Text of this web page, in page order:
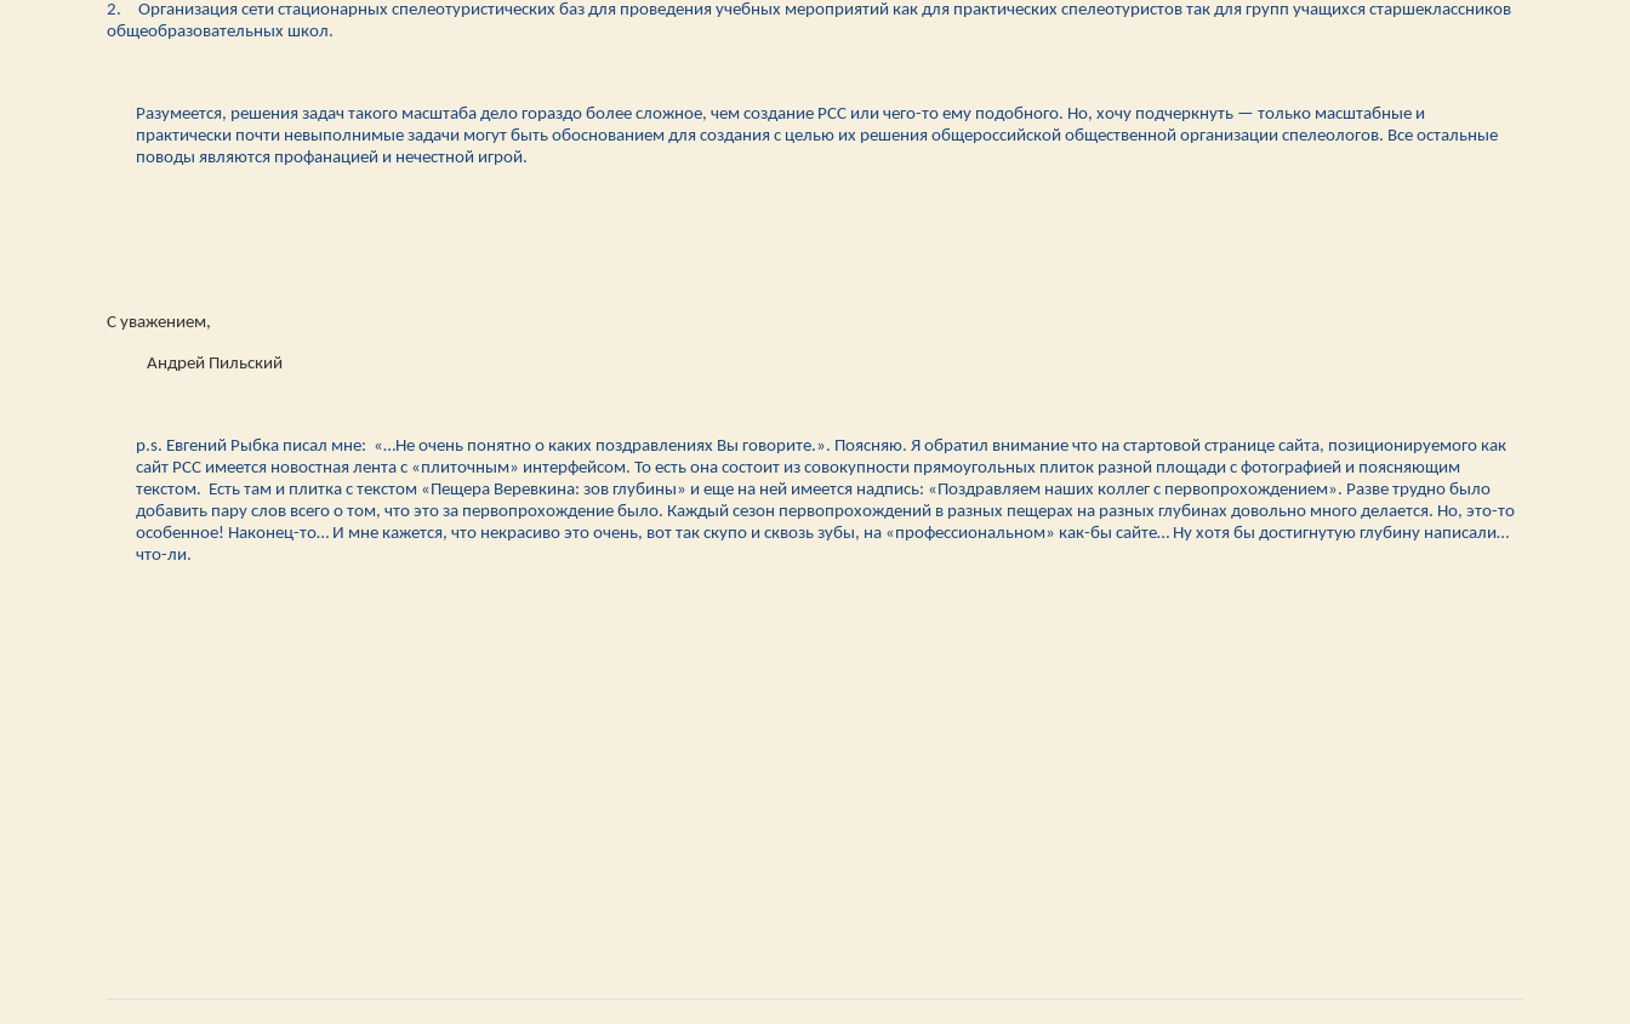
2.
Организация сети стационарных спелеотуристических баз для проведения учебных мероприятий как для практических спелеотуристов так для групп учащихся старшеклассников
общеобразовательных школ.
Разумеется, решения задач такого масштаба дело гораздо более сложное, чем создание РСС или чего-то ему подобного. Но, хочу подчеркнуть — только масштабные и
практически почти невыполнимые задачи могут быть обоснованием для создания с целью их решения общероссийской общественной организации спелеологов. Все остальные
поводы являются профанацией и нечестной игрой.
С уважением,
Андрей Пильский
p.s. Евгений Рыбка писал мне: «…Не очень понятно о каких поздравлениях Вы говорите.». Поясняю. Я обратил внимание что на стартовой странице сайта, позиционируемого как
сайт РСС имеется новостная лента с «плиточным» интерфейсом. То есть она состоит из совокупности прямоугольных плиток разной площади с фотографией и поясняющим
текстом. Есть там и плитка с текстом «Пещера Веревкина: зов глубины» и еще на ней имеется надпись: «Поздравляем наших коллег с первопрохождением». Разве трудно было
добавить пару слов всего о том, что это за первопрохождение было. Каждый сезон первопрохождений в разных пещерах на разных глубинах довольно много делается. Но, это-то
особенное! Наконец-то… И мне кажется, что некрасиво это очень, вот так скупо и сквозь зубы, на «профессиональном» как-бы сайте… Ну хотя бы достигнутую глубину написали…
что-ли.